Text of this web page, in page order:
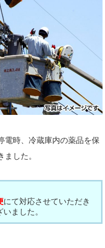
電時、冷蔵庫内の薬品を保
した。
にて対応させていただき
ました。